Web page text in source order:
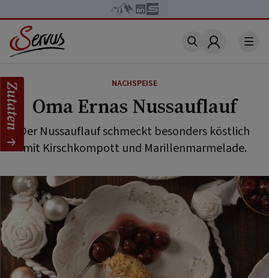
Account
NACHSPEISE
Oma Ernas Nussauflauf
Der Nussauflauf schmeckt besonders köstlich
mit Kirschkompott und Marillenmarmelade.
Zutaten